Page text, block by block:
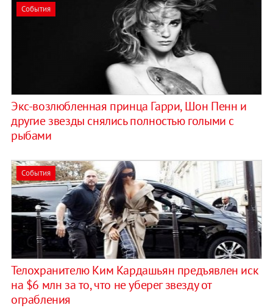
События
Экс-возлюбленная принца Гарри, Шон Пенн и
другие звезды снялись полностью голыми с
рыбами
События
Телохранителю Ким Кардашьян предъявлен иск
на $6 млн за то, что не уберег звезду от
ограбления